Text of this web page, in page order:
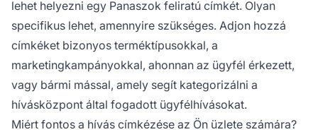
lehet helyezni egy Panaszok feliratú címkét. Olyan
specifikus lehet, amennyire szükséges. Adjon hozzá
címkéket bizonyos terméktípusokkal, a
marketingkampányokkal, ahonnan az ügyfél érkezett,
vagy bármi mással, amely segít kategorizálni a
hívásközpont által fogadott ügyfélhívásokat.
Miért fontos a hívás címkézése az Ön üzlete számára?